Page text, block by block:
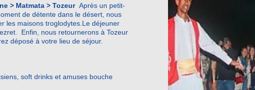
> Matmata > Tozeur Après un petit-
de détente dans le désert, nous
les maisons troglodytes. Le déjeuner
Enfin, nous retournerons à Tozeur
déposé à votre lieu de séjour.
soft drinks et amuses bouche